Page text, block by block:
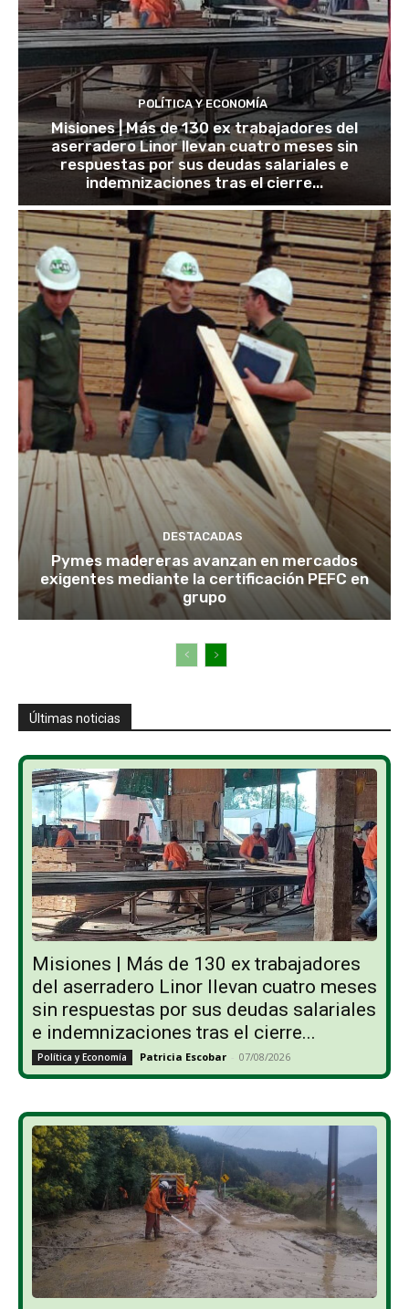
POLÍTICA Y ECONOMÍA
Misiones | Más de 130 ex trabajadores del
aserradero Linor llevan cuatro meses sin
respuestas por sus deudas salariales e
indemnizaciones tras el cierre...
DESTACADAS
Pymes madereras avanzan en mercados
exigentes mediante la certificación PEFC en
grupo
Últimas noticias
Misiones | Más de 130 ex trabajadores
del aserradero Linor llevan cuatro meses
sin respuestas por sus deudas salariales
e indemnizaciones tras el cierre...
Política y Economía Patricia Escobar - 07/08/2026